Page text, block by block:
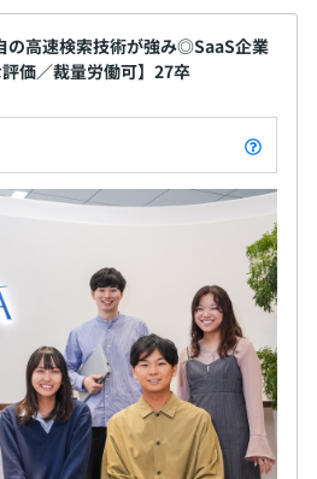
の高速検索技術が強み◎SaaS企業
価／裁量労働可】27卒